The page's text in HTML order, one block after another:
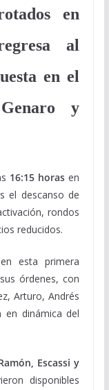
en
al
en el
y
16:15 horas en
el descanso de
rondos
reducidos.
en esta primera
órdenes, con
Arturo, Andrés
en dinámica del
Escassi y
disponibles